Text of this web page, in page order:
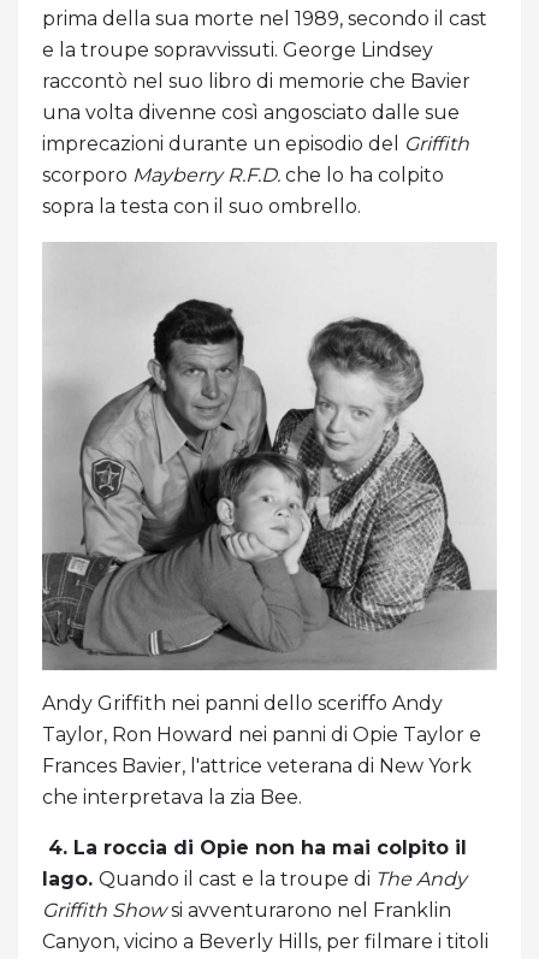
prima della sua morte nel 1989, secondo il cast
e la troupe sopravvissuti. George Lindsey
raccontò nel suo libro di memorie che Bavier
una volta divenne così angosciato dalle sue
imprecazioni durante un episodio del
Griffith
scorporo Mayberry R.F.D. che lo ha colpito
sopra la testa con il suo ombrello.
Andy Griffith nei panni dello sceriffo Andy
Taylor, Ron Howard nei panni di Opie Taylor e
Frances Bavier, l'attrice veterana di New York
che interpretava la zia Bee.
4. La roccia di Opie non ha mai colpito il
lago. Quando il cast e la troupe di The Andy
Griffith Showsi avventurarono nel Franklin
Canyon, vicino a Beverly Hills, per filmare i titoli